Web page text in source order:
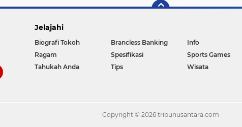
Jelajahi
Biografi Tokoh Brancless Banking Info
Ragam
Spesifikasi Sports Games
Tahukah Anda
Tips Wisata
Copyright © 2026 tribunusantara.com